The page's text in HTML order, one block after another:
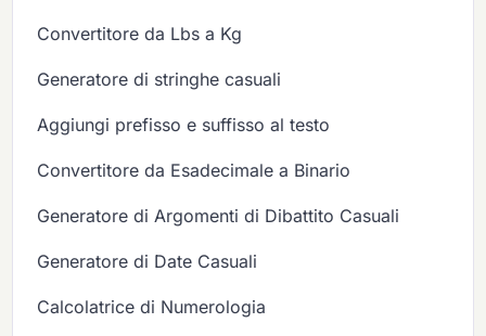
Convertitore da Lbs a Kg
Generatore di stringhe casuali
Aggiungi prefisso e suffisso al testo
Convertitore da Esadecimale a Binario
Generatore di Argomenti di Dibattito Casuali
Generatore di Date Casuali
Calcolatrice di Numerologia